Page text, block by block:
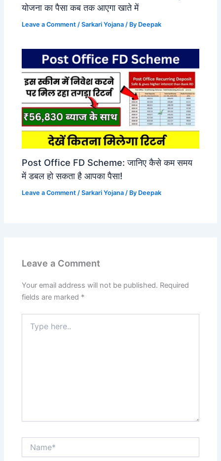
योजना का पैसा कब तक आएगा खाते में
Leave a Comment /Sarkari Yojana / By Deepak
Post Office FD Scheme: जानिए कैसे कम समय
में डबल हो सकता है आपका पैसा!
Leave a Comment /Sarkari Yojana / By Deepak
Leave a Comment
Your email address will not be published. Required
fields are marked *
here..